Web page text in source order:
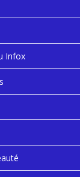
Infox